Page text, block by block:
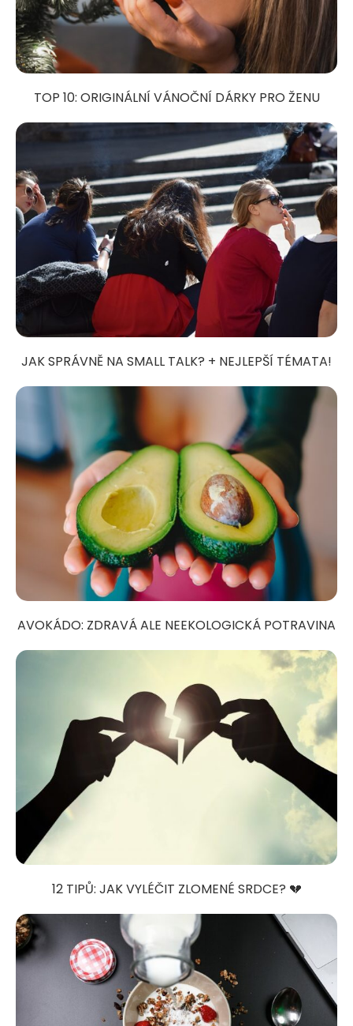
TOP 10: ORIGINÁLNÍ VÁNOČNÍ DÁRKY PRO ŽENU
JAK SPRÁVNĚ NA SMALL TALK? + NEJLEPŠÍ TÉMATA!
AVOKÁDO: ZDRAVÁ ALE NEEKOLOGICKÁ POTRAVINA
12 TIPŮ: JAK VYLÉČIT ZLOMENÉ SRDCE? 💔